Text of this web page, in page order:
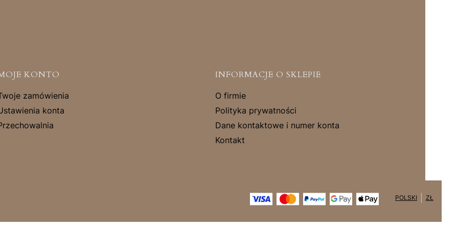
KONTO
zamówienia
konta
INFORMACJE O SKLEPIE
O firmie
Polityka prywatności
Dane kontaktowe i numer konta
Kontakt
POLSKI ZŁ